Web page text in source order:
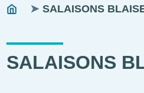
Fils
You
SALAISONS
SALAISONS